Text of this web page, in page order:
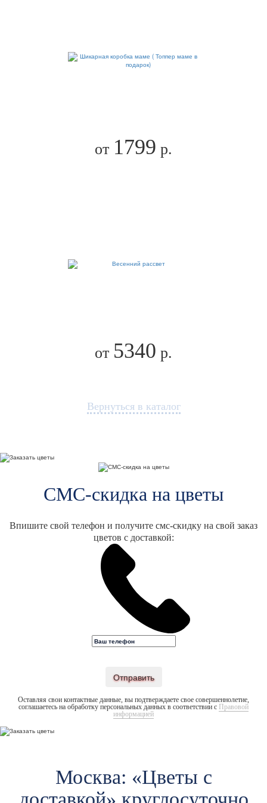
от 1799 р.
от 5340 р.
Вернуться в каталог
СМС-скидка на цветы
Впишите свой телефон и получите смс-скидку на свой заказ
цветов с доставкой:
Отправить
Оставляя свои контактные данные, вы подтверждаете свое совершеннолетие,
соглашаетесь на обработку персональных данных в соответствии с Правовой
информацией
Москва: «Цветы c